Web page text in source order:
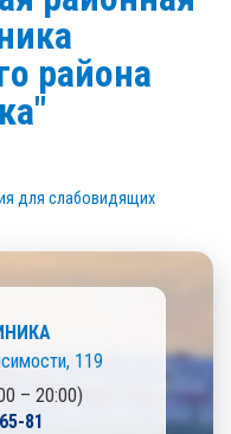
района
для слабовидящих
119
– 20:00)
81